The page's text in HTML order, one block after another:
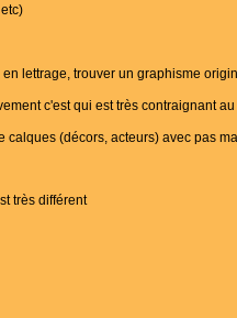
lettrage, trouver un graphisme
c'est qui est très contraignant
(décors, acteurs) avec pas
très différent